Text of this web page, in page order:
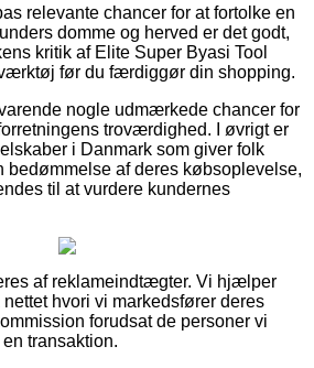
relevante chancer for at fortolke en
domme og herved er det godt,
kritik af Elite Super Byasi Tool
før du færdiggør din shopping.
nogle udmærkede chancer for
troværdighed. I øvrigt er
i Danmark som giver folk
bedømmelse af deres købsoplevelse,
til at vurdere kundernes
af reklameindtægter. Vi hjælper
hvori vi markedsfører deres
forudsat de personer vi
transaktion.